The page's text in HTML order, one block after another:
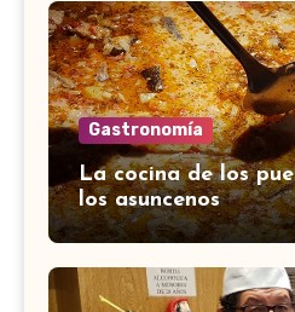
Gastronomía
La cocina de los
los asuncenos